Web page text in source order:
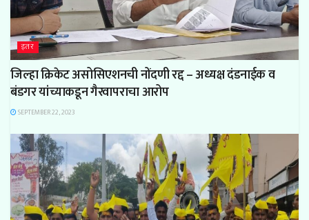
इतर
जिल्हा क्रिकेट असोसिएशनची नोंदणी रद्द – अध्यक्ष दंडनाईक व
बंडगर यांच्याकडून गैरवापराचा आरोप
SEPTEMBER 22, 2023